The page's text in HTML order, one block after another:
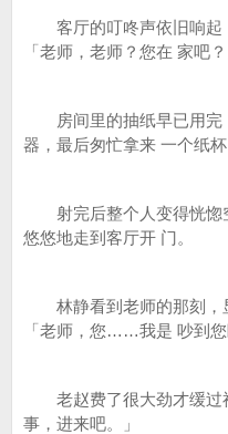
客厅的叮咚声依旧响起
「老师，老师？您在 家吧？
房间里的抽纸早已用完
器，最后匆忙拿来 一个纸
射完后整个人变得恍惚
悠悠地走到客厅开 门。
林静看到老师的那刻，
「老师，您……我是 吵到您
老赵费了很大劲才缓过
事，进来吧。」